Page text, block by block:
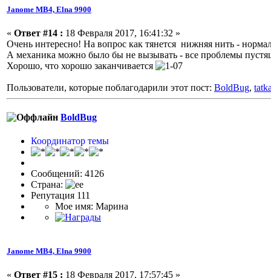
Janome МВ4, Elna 9900
« Ответ #14 : 18 Февраля 2017, 16:41:32 »
Очень интересно! На вопрос как тянется нижняя нить -
А механика можно было бы не вызывать - все проблемы
Хорошо, что хорошо заканчивается
Пользователи, которые поблагодарили этот пост: BoldBug,
BoldBug
Координатор темы
Сообщений: 4126
Страна:
Репутация 111
Мое имя: Марина
Janome МВ4, Elna 9900
« Ответ #15 : 18 Февраля 2017, 17:57:45 »